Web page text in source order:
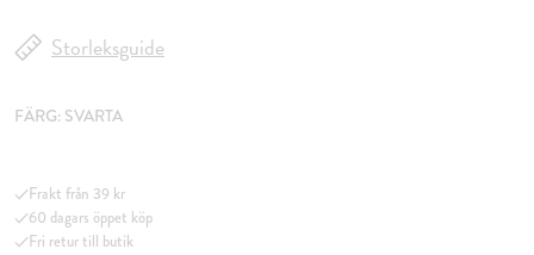
Storleksguide
FÄRG: SVARTA
Frakt från 39 kr
60 dagars öppet köp
Fri retur till butik